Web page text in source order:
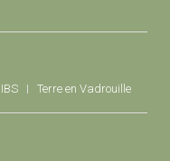
Terre en Vadrouille